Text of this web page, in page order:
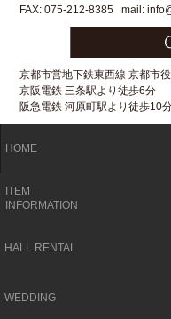
FAX: 075-212-8385 mail:
京都市営地下鉄東西線 京都市
京阪電鉄 三条駅より徒歩6分
阪急電鉄 河原町駅より徒歩10
HOME
ITEM
INFORMATION
HALL RENTAL
WEDDING